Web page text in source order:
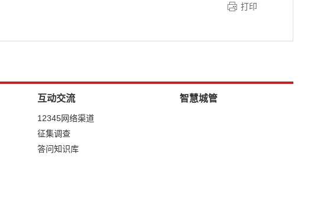
打印
互动交流
12345网络渠道
征集调查
答问知识库
智慧城管